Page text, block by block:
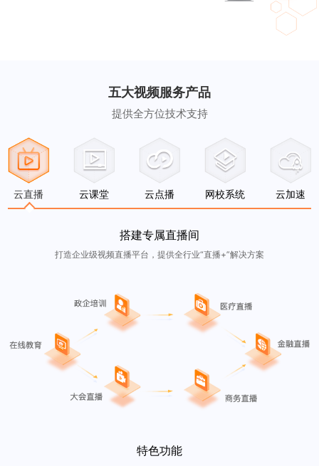
五大视频服务产品
提供全方位技术支持
云直播 云课堂 云点播 网校系统 云加速
搭建专属直播间
打造企业级视频直播平台，提供全行业“直播+”解决方案
特色功能